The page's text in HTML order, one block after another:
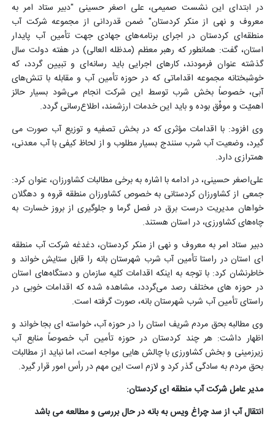
در ابتدای این نشست صمیمی، علی اصغر حسینی "دبیر ستاد امر به
معروف و نهی از منکر کردستان" ضمن قدردانی از مجموعه شرکت آب
منطقه‌ای کردستان در اجرای برنامه‌های جهادی جهت تأمین آب پایدار
استان، گفت: همانطور که رهبر معظم (مدظله العالی) در هفته دولت سال
گذشته عنوان فرمودند، کارهای اجرایی باید رسانه‌ای و تبیین گردد، که
خوشبختانه مجموعه اقداماتی که در حوزه تأمین آب و مقابله با تنش‌های
آبی، خصوصاً بخش شرب توسط این شرکت انجام می‌شود بسیار حائز
اهمیّت و موفّق بوده و باید این خدمات ارزشمند، اطلاع‌رسانی گردد.
وی افزود: با اقدامات مؤثری که در بخش تصفیه و توزیع آب صورت می
گیرد، وضعیت آب شرب سنندج بسیار مطلوب و از لحاظ کیفی با آب معدنی،
همترازی دارد.
علی‌اصغر حسینی، در ادامه با اشاره به برخی مطالبات کشاورزان، عنوان کرد:
جمعی از کشاورزان کردستانی به خصوص کشاورزان منطقه قروه و دهگلان
خواهان مدیریت درست برق در فصل گرما و جلوگیری از بروز خسارت به
چاه‌های کشاورزی، در استان هستند.
دبیر ستاد امر به معروف و نهی از منکر کردستان، دغدغه شرکت آب منطقه
ای استان در راستا تأمین آب شرب شهرستان بانه را قابل ستایش خواند و
خاطرنشان کرد: با توجه به اینکه اقدامات کلیه سازمان و دستگاه‌های استان
در حوزه های مختلف رصد می‌گردد، مشاهده شده که اقدامات خوبی در
راستای تأمین آب شرب شهرستان بانه، صورت گرفته است.
وی مطالبه بحق مردم شریف استان را در حوزه آب، خواسته ای بجا خواند و
اظهار داشت: هر چند کردستان در حوزه تأمین آب خصوصاً منابع آب
زیرزمینی و بخش کشاورزی با چالش هایی مواجه است، اما نباید از مطالبات
بحق مردم به سادگی گذر کرد و لازم است این مهم در رأس امور قرار گیرد.
مدیر عامل شرکت آب منطقه ای کردستان:
انتقال آب از سد چراغ ویس به بانه در حال بررسی و مطالعه می باشد